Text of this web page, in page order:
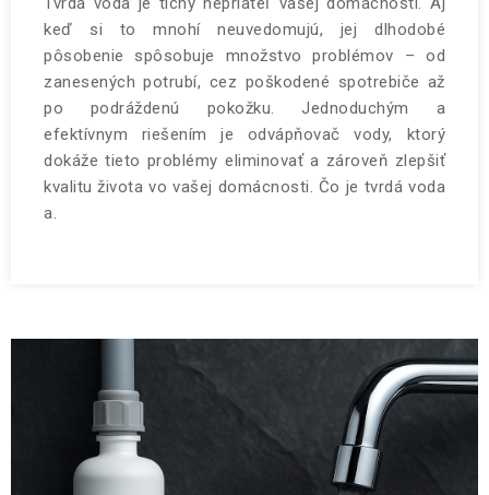
keď si to mnohí neuvedomujú, jej dlhodobé
pôsobenie spôsobuje množstvo problémov – od
zanesených potrubí, cez poškodené spotrebiče až
po podráždenú pokožku. Jednoduchým a
efektívnym riešením je odvápňovač vody, ktorý
dokáže tieto problémy eliminovať a zároveň zlepšiť
kvalitu života vo vašej domácnosti. Čo je tvrdá voda
a.